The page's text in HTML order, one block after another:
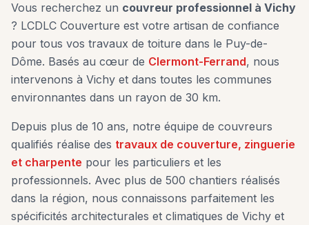
Vous recherchez un couvreur professionnel à Vichy
? LCDLC Couverture est votre artisan de confiance
pour tous vos travaux de toiture dans le Puy-de-
Dôme. Basés au cœur de Clermont-Ferrand, nous
intervenons à Vichy et dans toutes les communes
environnantes dans un rayon de 30 km.
Depuis plus de 10 ans, notre équipe de couvreurs
qualifiés réalise des travaux de couverture, zinguerie
et charpente pour les particuliers et les
professionnels. Avec plus de 500 chantiers réalisés
dans la région, nous connaissons parfaitement les
spécificités architecturales et climatiques de Vichy et